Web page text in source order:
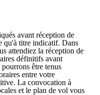
avant réception de
qu'à titre indicatif. Dans
attendiez la réception de
définitifs avant
être tenus
entre votre
La convocation à
et le plan de vol vous